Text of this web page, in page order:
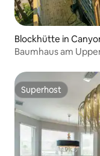
Blockhütte in
Baumhaus am
Superhost
Superhost